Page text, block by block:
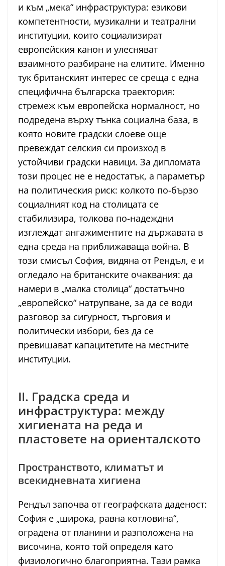
и към „мека“ инфраструктура: езикови
компетентности, музикални и театрални
институции, които социализират
европейския канон и улесняват
взаимното разбиране на елитите. Именно
тук британският интерес се среща с една
специфична българска траектория:
стремеж към европейска нормалност, но
подредена върху тънка социална база, в
която новите градски слоеве още
превеждат селския си произход в
устойчиви градски навици. За дипломата
този процес не е недостатък, а параметър
на политическия риск: колкото по-бързо
социалният код на столицата се
стабилизира, толкова по-надеждни
изглеждат ангажиментите на държавата в
една среда на приближаваща война. В
този смисъл София, видяна от Рендъл, е и
огледало на британските очаквания: да
намери в „малка столица“ достатъчно
„европейско“ натрупване, за да се води
разговор за сигурност, търговия и
политически избори, без да се
превишават капацитетите на местните
институции.
II. Градска среда и
инфраструктура: между
хигиената на реда и
пластовете на ориенталското
Пространството, климатът и
всекидневната хигиена
Рендъл започва от географската даденост:
София е „широка, равна котловина“,
оградена от планини и разположена на
височина, която той определя като
физиологично благоприятна. Тази рамка